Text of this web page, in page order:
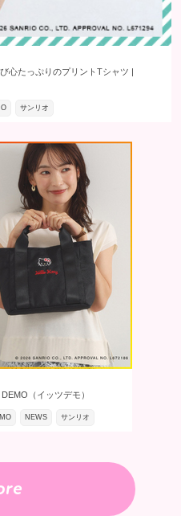
心たっぷりのプリントTシャツ |
サンリオ
（イッツデモ）
NEWS サンリオ